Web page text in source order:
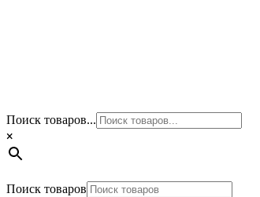
Поиск товаров...
×
Поиск товаров